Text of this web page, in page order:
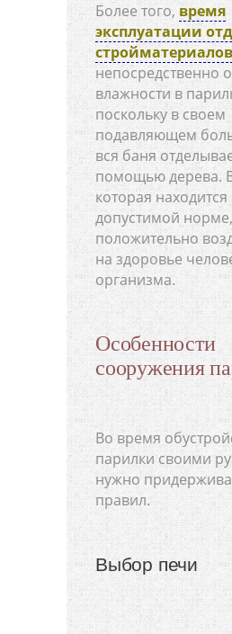
Более того, время
эксплуатации
стройматериалов
непосредственно
влажности в
поскольку в своем
подавляющем
вся баня
помощью дерева.
которая находится
допустимой норме,
положительно
на здоровье
организма.
Особенности
сооружения
Во время
парилки своими
нужно
правил.
Выбор печи